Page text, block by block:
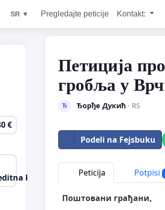
SR ▼ Pregledajte peticije Kontakt:
Петиција
гробља у
Ђ Ђорђе Дукић· RS
Podeli na Fejsbuku
Peticija Potpisi
Поштовани грађани,
€
kartica